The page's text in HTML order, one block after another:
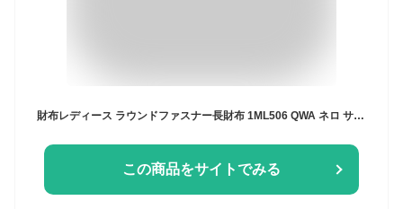
財布レディース ラウンドファスナー長財布 1ML506 QWA ネロ サフィアーノ レザー メタル レタリング メンズ[ 並行輸入品 ] (ブラック)
この商品をサイトでみる